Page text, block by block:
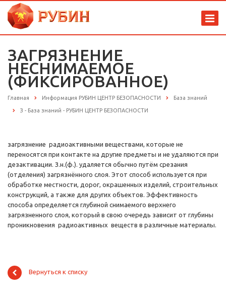
ЗАГРЯЗНЕНИЕ
НЕСНИМАЕМОЕ
(ФИКСИРОВАННОЕ)
Главная Информация РУБИН ЦЕНТР БЕЗОПАСНОСТИ База знаний
З - База знаний - РУБИН ЦЕНТР БЕЗОПАСНОСТИ
загрязнение радиоактивными веществами, которые не
переносятся при контакте на другие предметы и не удаляются при
дезактивации. З.н.(ф.). удаляется обычно путём срезания
(отделения) загрязнённого слоя. Этот способ используется при
обработке местности, дорог, окрашенных изделий, строительных
конструкций, а также для других объектов. Эффективность
способа определяется глубиной снимаемого верхнего
загрязненного слоя, который в свою очередь зависит от глубины
проникновения радиоактивных веществ в различные материалы.
Вернуться к списку